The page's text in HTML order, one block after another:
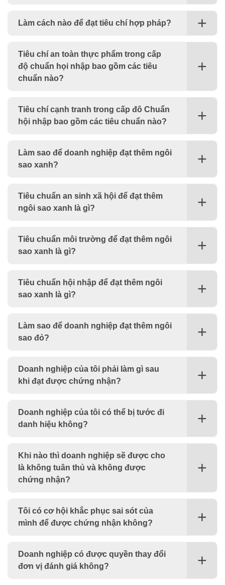
Làm cách nào để đạt tiêu chí hợp pháp?
Tiêu chí an toàn thực phẩm trong cấp
độ chuẩn họi nhập bao gồm các tiêu
chuẩn nào?
Tiêu chí cạnh tranh trong cấp đô Chuẩn
hội nhập bao gồm các tiêu chuẩn nào?
Làm sao để doanh nghiệp đạt thêm ngôi
sao xanh?
Tiêu chuẩn an sinh xã hội để đạt thêm
ngôi sao xanh là gì?
Tiêu chuẩn môi trường để đạt thêm ngôi
sao xanh là gì?
Tiêu chuẩn hội nhập để đạt thêm ngôi
sao xanh là gì?
Làm sao để doanh nghiệp đạt thêm ngôi
sao đỏ?
Doanh nghiệp của tôi phải làm gì sau
khi đạt được chứng nhận?
Doanh nghiệp của tôi có thể bị tước đi
danh hiệu không?
Khi nào thì doanh nghiệp sẽ được cho
là không tuân thủ và không được
chứng nhận?
Tôi có cơ hội khắc phục sai sót của
mình để được chứng nhận không?
Doanh nghiệp có được quyền thay đổi
đơn vị đánh giá không?